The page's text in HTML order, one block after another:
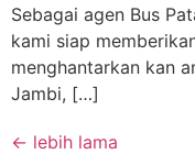
Sebagai agen Bus
kami siap
menghantarkan kan
Jambi, […]
← lebih lama